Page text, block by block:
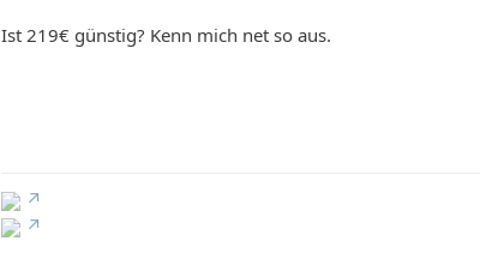
Ist 219€ günstig? Kenn mich net so aus.